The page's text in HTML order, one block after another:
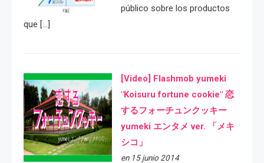
público sobre los productos
que […]
[Video] Flashmob yumeki
"Koisuru fortune cookie" 恋
するフォーチュンクッキー
yumeki エンタメ ver. 「メキ
シコ」
en 15 junio 2014